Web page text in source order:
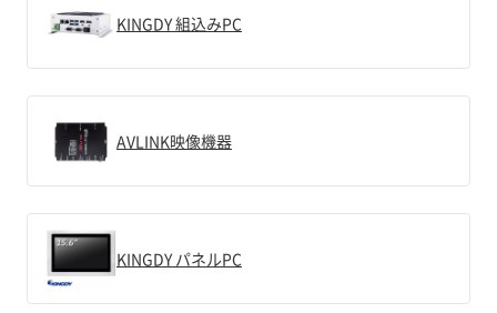
KINGDY 組込みPC
AVLINK映像機器
KINGDY パネルPC